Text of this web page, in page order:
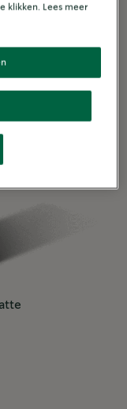
klikken. Lees meer